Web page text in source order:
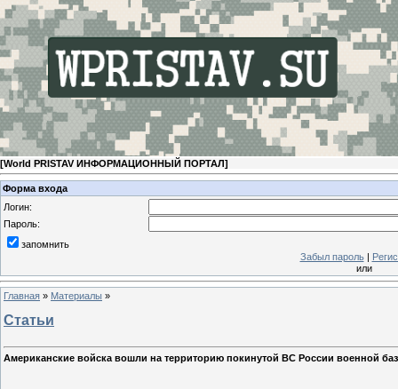
[World PRISTAV ИНФОРМАЦИОННЫЙ ПОРТАЛ]
Форма входа
Логин:
Пароль:
запомнить
Забыл пароль|
или
Главная » Материалы »
Статьи
Американские войска вошли на территорию покинутой ВС России военной